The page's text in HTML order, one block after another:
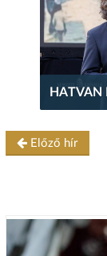
HATVAN
Előző hír